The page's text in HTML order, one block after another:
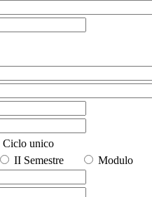
Ciclo unico
II Semestre
Modulo